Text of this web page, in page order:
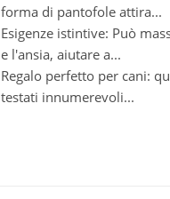
forma di pantofole attira...
Esigenze istintive: Può
e l'ansia, aiutare a...
Regalo perfetto per cani:
testati innumerevoli...